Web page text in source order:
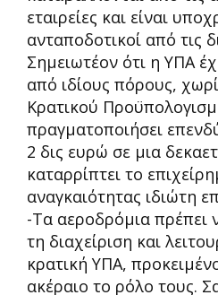
εταιρείες και είναι
ανταποδοτικοί από τις
Σημειωτέον ότι η ΥΠΑ
από ιδίους πόρους,
Κρατικού
πραγματοποιήσει
2 δις ευρώ σε μια
καταρρίπτει το
αναγκαιότητας ιδιώτη
-Τα αεροδρόμια πρέπει
τη διαχείριση και
κρατική ΥΠΑ,
ακέραιο το ρόλο τους.